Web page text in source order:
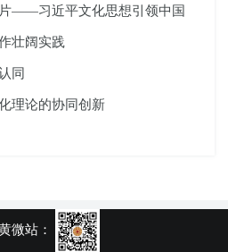
——习近平文化思想引领中国
壮阔实践
同
理论的协同创新
微站：